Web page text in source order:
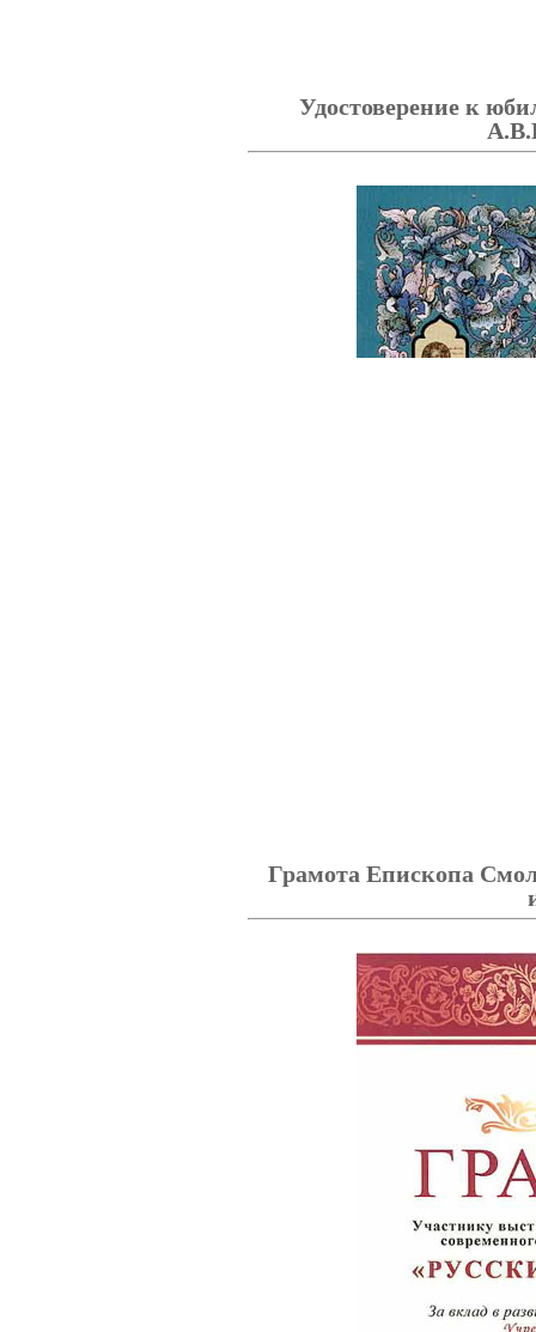
Удостоверение к
Грамота Епископа